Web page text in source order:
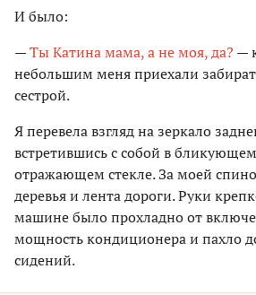
И было:
—Ты Катина мама, а не моя, да? —
небольшим меня приехали
сестрой.
Я перевела взгляд на зеркало
встретившись с собой в
отражающем стекле. За моей
деревья и лента дороги. Руки
машине было прохладно от
мощность кондиционера и пахло
сидений.